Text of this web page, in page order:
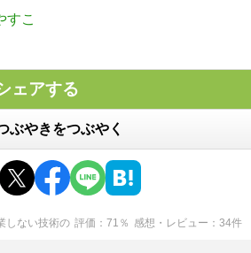
すこ
ェアする
ぶやきをつぶやく
しない技術の 評価 71 ％ 感想・レビュー 34件